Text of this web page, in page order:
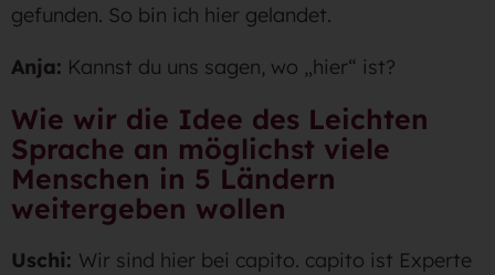
gefunden. So bin ich hier gelandet.
Anja: Kannst du uns sagen, wo „hier“ ist?
Wie wir die Idee des Leichten
Sprache an möglichst viele
Menschen in 5 Ländern
weitergeben wollen
Uschi: Wir sind hier bei capito. capito ist Experte